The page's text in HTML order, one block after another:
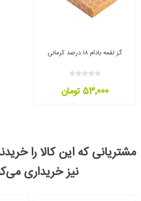
گز لقمه بادام ۱۸ درصد کرمانی
53٬000 تومان
مشتریانی که این کالا را
نیز خریداری